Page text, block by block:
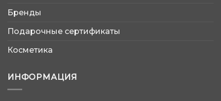
Бренды
Подарочные сертификаты
Косметика
ИНФОРМАЦИЯ